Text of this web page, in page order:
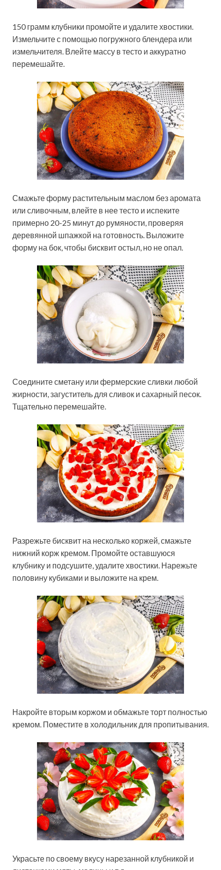
150 грамм клубники промойте и удалите хвостики.
Измельчите с помощью погружного блендера или
измельчителя. Влейте массу в тесто и аккуратно
перемешайте.
Смажьте форму растительным маслом без аромата
или сливочным, влейте в нее тесто и испеките
примерно 20-25 минут до румяности, проверяя
деревянной шпажкой на готовность. Выложите
форму на бок, чтобы бисквит остыл, но не опал.
Соедините сметану или фермерские сливки любой
жирности, загуститель для сливок и сахарный песок.
Тщательно перемешайте.
Разрежьте бисквит на несколько коржей, смажьте
нижний корж кремом. Промойте оставшуюся
клубнику и подсушите, удалите хвостики. Нарежьте
половину кубиками и выложите на крем.
Накройте вторым коржом и обмажьте торт полностью
кремом. Поместите в холодильник для пропитывания.
Украсьте по своему вкусу нарезанной клубникой и